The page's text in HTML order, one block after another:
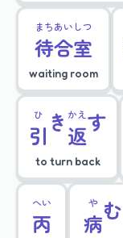
待
まち
合
あい
室
しつ
waiting room
引
ひ き返
かえ す
to turn back
丙
へい
病
や む